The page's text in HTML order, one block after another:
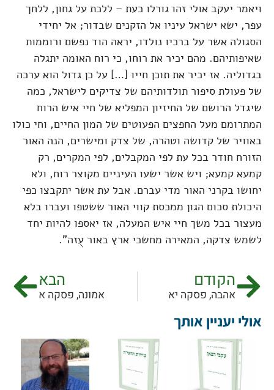
ויאמר יעקב אולי זהו גורלו כעת – ללכת על גחון, ללחך
עפר, ישא ישראל עיניו אל הזקנים שבדור; אל יחידי
הסגולה אשר על ברכיו נולדו, יראה הוד נפשם ורוממות
שאיפותיהם. מהם יכיר את רוחו, כי רוח האומה יתגלה
בגדוליה. אז יכיר את תוכן חייו […] על כן גדול הוא ערכה
של פעולת סיפור תולדותיהם של צדיקים לישראל, כמה
שיגדל הרושם של החיזיון המפליא של חיי איש הרוח
המתרומם מעל החפצים הפעוטים של המון החיים, וחי כולו
באוויר של קדושה וטהרה, של צדק ומישרים, הנה האור
הזורח חודר בכל עת לפי המקבלים, לפי המקרים, רק
קמעא קמעא; ויש אשר ישעו העיניים מקוצר רוח, ולא
יחושו בקרני האור מדי עברם. אבל עת אשר יתקבצו כפי
היכולת סכום הגון ממכסת קווי האור ששטפו ועברו בלא
מעצור בכל משך חיי איש המעלה, אז יאספו להיות יחד
לשמש צדקה, המאירה מחשכי ארץ באור עֻזה".
הקודם
אהבה, פסקה יא
הבא
אמונה, פסקה א
אולי יעניין אותך